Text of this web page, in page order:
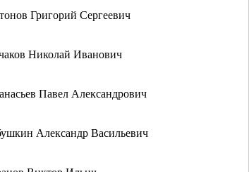
Григорий Сергеевич
Николай Иванович
Павел Александрович
Александр Васильевич